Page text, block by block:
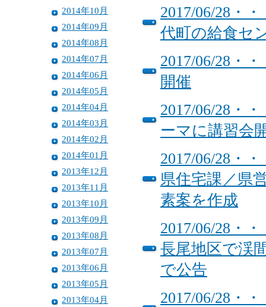
2014年10月
2014年09月
2014年08月
2014年07月
2014年06月
2014年05月
2014年04月
2014年03月
2014年02月
2014年01月
2013年12月
2013年11月
2013年10月
2013年09月
2013年08月
2013年07月
2013年06月
2013年05月
2013年04月
2017/06/28・
代町の給食セ
2017/06/28・
開催
2017/06/28・
ーマに講習
2017/06/28・
県住宅課／県
素案を作成
2017/06/28・
長尾地区で渓
で公告
2017/06/28・